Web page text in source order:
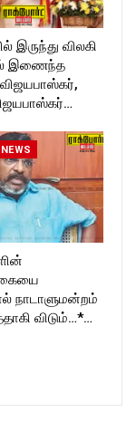
இருந்து விலகி
இணைந்த
நாடாளுமன்றம்
விடும்…*…